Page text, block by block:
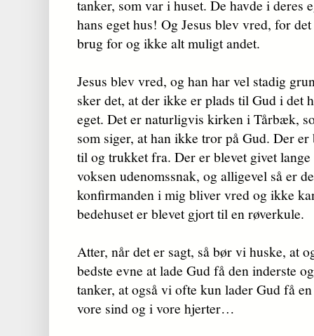
tanker, som var i huset. De havde i deres
hans eget hus! Og Jesus blev vred, for
brug for og ikke alt muligt andet.
Jesus blev vred, og han har vel stadig
sker det, at der ikke er plads til Gud i det
eget. Det er natur­lig­vis kirken i Tårbæk,
som siger, at han ikke tror på Gud. Der
til og trukket fra. Der er blevet givet
voksen udenoms­snak, og alligevel så er
konfirmanden i mig bli­ver vred og ikke
bedehuset er blevet gjort til en røverkule.
Atter, når det er sagt, så bør vi huske, at
bedste evne at lade Gud få den inderste
tan­ker, at også vi ofte kun lader Gud få
vore sind og i vore hjerter…